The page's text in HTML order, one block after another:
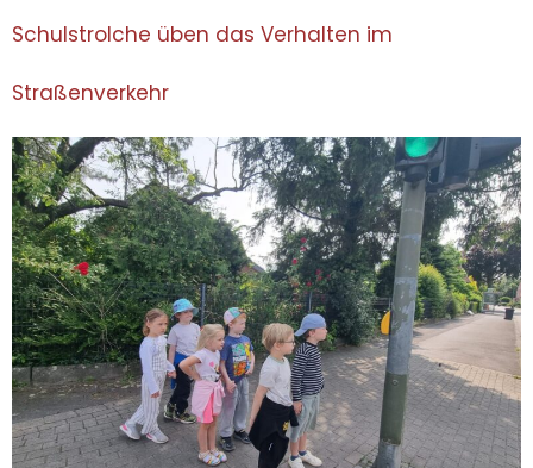
Schulstrolche üben das Verhalten im
Straßenverkehr